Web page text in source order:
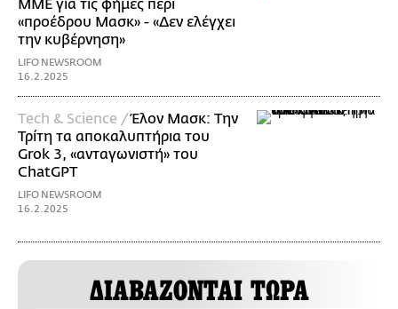
ΜΜΕ για τις φήμες περί
«προέδρου Μασκ» - «Δεν ελέγχει
την κυβέρνηση»
LIFO NEWSROOM
16.2.2025
Τech & Science /Έλον Μασκ: Την
Τρίτη τα αποκαλυπτήρια του
Grok 3, «ανταγωνιστή» του
ChatGPT
LIFO NEWSROOM
16.2.2025
ΔΙΑΒΑΖΟΝΤΑΙ ΤΩΡΑ